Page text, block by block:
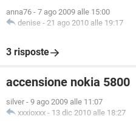
anna76 - 7 ago 2009 alle 15:00
denise - 21 ago 2010 alle 19:17
3 risposte
accensione nokia 5800
silver - 9 ago 2009 alle 11:07
xxxioxxx - 13 dic 2010 alle 18:27